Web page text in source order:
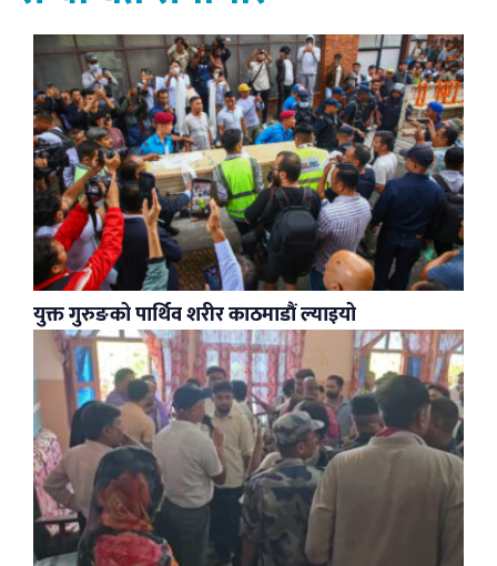
युक्त गुरुङको पार्थिव शरीर काठमाडौं ल्याइयो